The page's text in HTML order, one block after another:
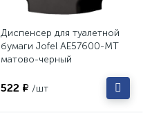
Диспенсер для туалетной
бумаги Jofel AE57600-MT
матово-черный
522 ₽ /шт